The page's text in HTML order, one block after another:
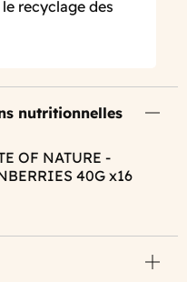
recyclage des
nutritionnelles
OF NATURE -
40G x16